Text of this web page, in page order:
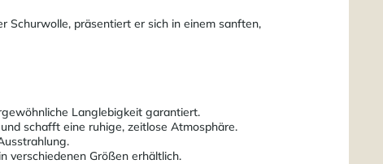
präsentiert er sich in einem sanften,
Langlebigkeit garantiert.
schafft eine ruhige, zeitlose Atmosphäre.
verschiedenen Größen erhältlich.